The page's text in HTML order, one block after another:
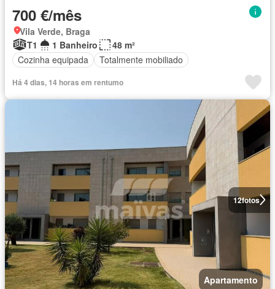
700 €/mês
Vila Verde, Braga
T1
1 Banheiro
48 m²
Cozinha equipada
Totalmente mobiliado
Há 4 dias, 14 horas em rentumo
12fotos
Apartamento